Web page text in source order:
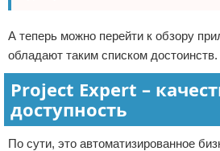
А теперь можно перейти к обзору
обладают таким списком достоинств.
Project Expert –
доступность
По сути, это автоматизированное